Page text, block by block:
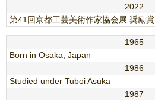
2022
第41回京都工芸美術作家協会展 奨励賞
1965
Born in Osaka, Japan
1986
Studied under Tuboi Asuka
1987